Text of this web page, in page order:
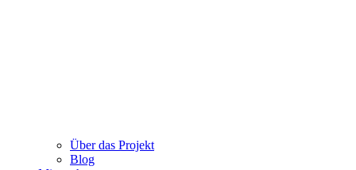
Über das Projekt
Blog